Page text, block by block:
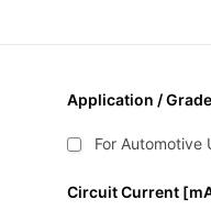
Application / Grade
For Automotive
Circuit Current